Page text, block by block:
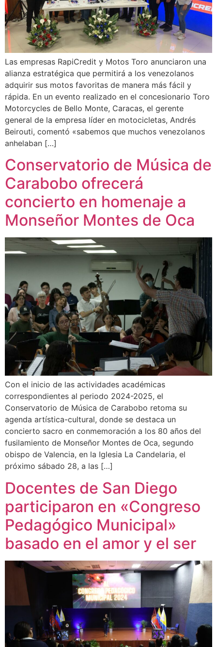
Las empresas RapiCredit y Motos Toro anunciaron una
alianza estratégica que permitirá a los venezolanos
adquirir sus motos favoritas de manera más fácil y
rápida. En un evento realizado en el concesionario Toro
Motorcycles de Bello Monte, Caracas, el gerente
general de la empresa líder en motocicletas, Andrés
Beirouti, comentó «sabemos que muchos venezolanos
anhelaban […]
Conservatorio de Música de
Carabobo ofrecerá
concierto en homenaje a
Monseñor Montes de Oca
Con el inicio de las actividades académicas
correspondientes al periodo 2024-2025, el
Conservatorio de Música de Carabobo retoma su
agenda artística-cultural, donde se destaca un
concierto sacro en conmemoración a los 80 años del
fusilamiento de Monseñor Montes de Oca, segundo
obispo de Valencia, en la Iglesia La Candelaria, el
próximo sábado 28, a las […]
Docentes de San Diego
participaron en «Congreso
Pedagógico Municipal»
basado en el amor y el ser